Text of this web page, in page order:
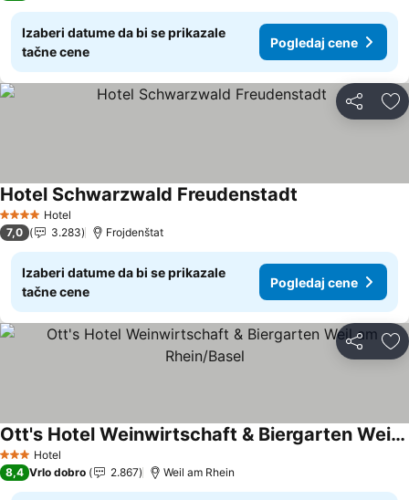
Izaberi datume da bi se prikazale
tačne cene
Pogledaj cene
Deli
4 ZvezdiceHotel
Hotel Schwarzwald Freudenstadt
7,0 3.283 Frojdenštat
Izaberi datume da bi se prikazale
tačne cene
Pogledaj cene
Deli
3 Zvezdice
Hotel
Ott's Hotel Weinwirtschaft & Biergarten Weil am Rhein/Basel
Pogledaj cene
8,4 Vrlo dobro 2.867 Weil am Rhein